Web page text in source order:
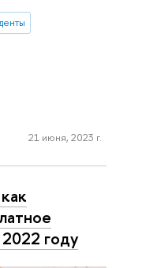
21 июня, 2023 г.
году